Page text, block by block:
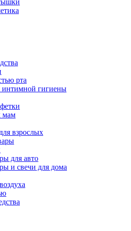
рта
интимной гигиены
мам
взрослых
для авто
и свечи для дома